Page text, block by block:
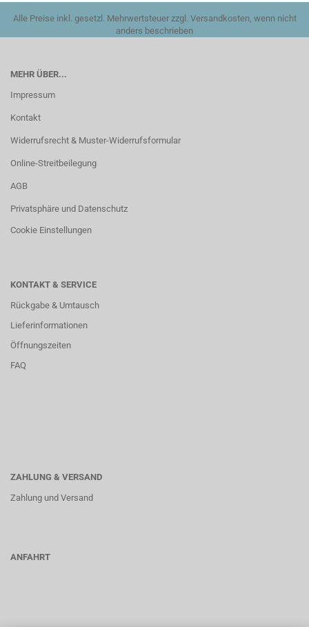
Alle Preise inkl. gesetzl. Mehrwertsteuer zzgl. Versandkosten, wenn nicht
anders beschrieben
MEHR ÜBER...
Impressum
Kontakt
Widerrufsrecht & Muster-Widerrufsformular
Online-Streitbeilegung
AGB
Privatsphäre und Datenschutz
Cookie Einstellungen
KONTAKT & SERVICE
Rückgabe & Umtausch
Lieferinformationen
Öffnungszeiten
FAQ
ZAHLUNG & VERSAND
Zahlung und Versand
ANFAHRT